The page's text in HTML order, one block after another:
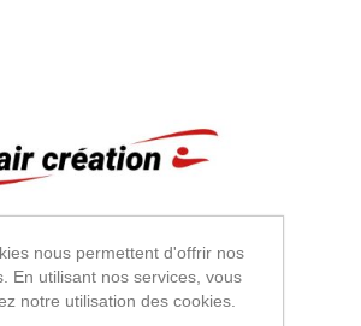
nous permettent d'offrir nos
En utilisant nos services, vous
notre utilisation des cookies.